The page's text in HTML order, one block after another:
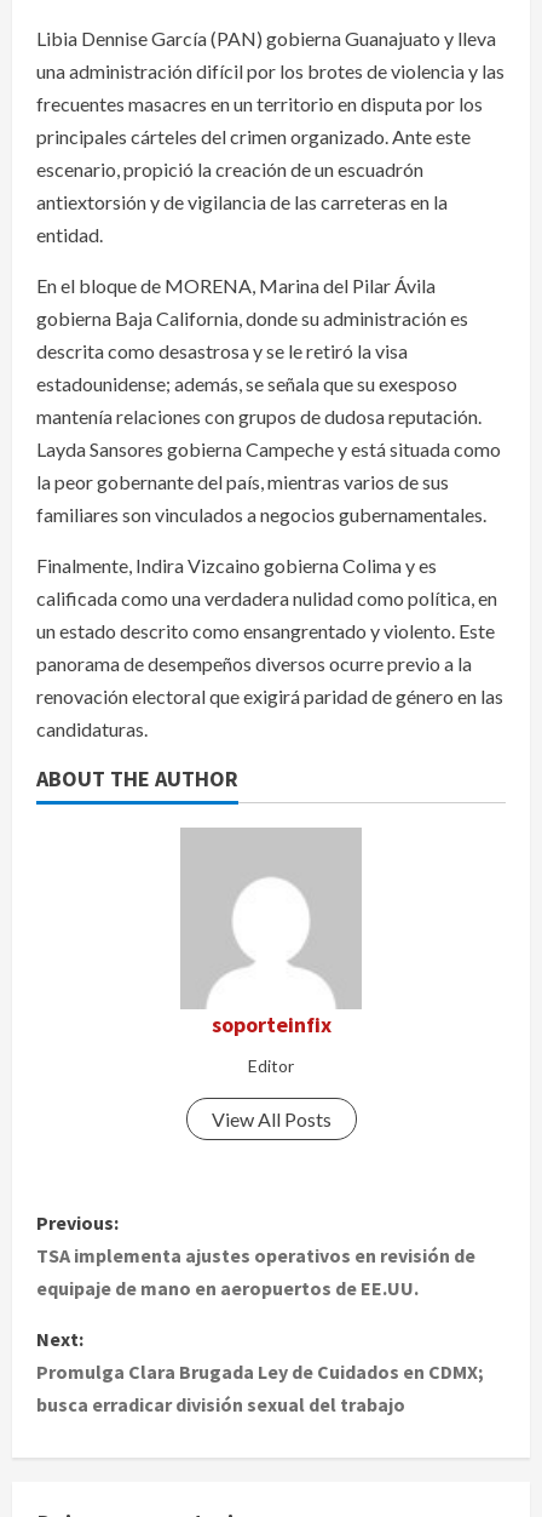
Libia Dennise García (PAN) gobierna Guanajuato y lleva
una administración difícil por los brotes de violencia y las
frecuentes masacres en un territorio en disputa por los
principales cárteles del crimen organizado. Ante este
escenario, propició la creación de un escuadrón
antiextorsión y de vigilancia de las carreteras en la
entidad.
En el bloque de MORENA, Marina del Pilar Ávila
gobierna Baja California, donde su administración es
descrita como desastrosa y se le retiró la visa
estadounidense; además, se señala que su exesposo
mantenía relaciones con grupos de dudosa reputación.
Layda Sansores gobierna Campeche y está situada como
la peor gobernante del país, mientras varios de sus
familiares son vinculados a negocios gubernamentales.
Finalmente, Indira Vizcaino gobierna Colima y es
calificada como una verdadera nulidad como política, en
un estado descrito como ensangrentado y violento. Este
panorama de desempeños diversos ocurre previo a la
renovación electoral que exigirá paridad de género en las
candidaturas.
ABOUT THE AUTHOR
soporteinfix
Editor
View All Posts
P
o
t
n
a
Previous:
TSA implementa ajustes operativos en revisión de
equipaje de mano en aeropuertos de EE.UU.
Next:
Promulga Clara Brugada Ley de Cuidados en CDMX;
busca erradicar división sexual del trabajo